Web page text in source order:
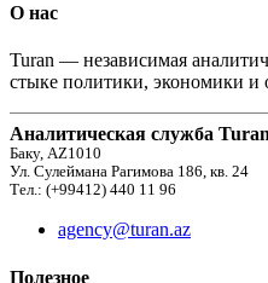
О нас
Turan — независимая
стыке политики, экономики и
Аналитическая служба Turan
Баку, AZ1010
Ул. Сулеймана Рагимова 186, кв. 24
Тел.: (+99412) 440 11 96
agency@turan.az
Полезное